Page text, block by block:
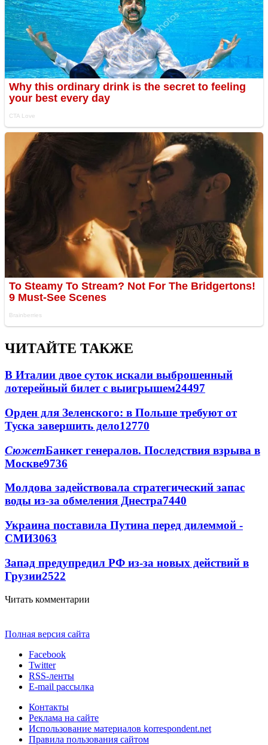
ЧИТАЙТЕ ТАКЖЕ
В Италии двое суток искали выброшенный
лотерейный билет с выигрышем24497
Орден для Зеленского: в Польше требуют от
Туска завершить дело12770
СюжетБанкет генералов. Последствия взрыва в
Москве9736
Молдова задействовала стратегический запас
воды из-за обмеления Днестра7440
Украина поставила Путина перед дилеммой -
СМИ3063
Запад предупредил РФ из-за новых действий в
Грузии2522
Читать комментарии
Полная версия сайта
Facebook
Twitter
RSS-ленты
E-mail рассылка
Контакты
Реклама на сайте
Использование материалов korrespondent.net
Правила пользования сайтом